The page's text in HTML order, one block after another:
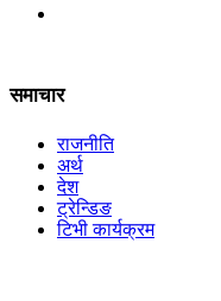
समाचार
राजनीति
अर्थ
देश
ट्रेन्डिङ
टिभी कार्यक्रम